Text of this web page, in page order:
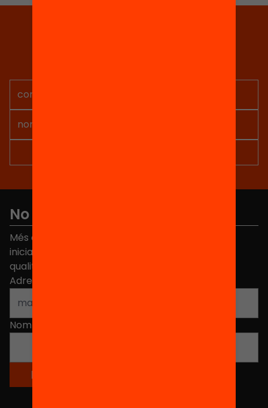
No et perdis res
Més de 40.000 persones ja han triat Equitat. Rep
iniciatives, propostes i projectes per millorar la
qualitat de l'educació a Catalunya.
Adreça electrònica
Nom